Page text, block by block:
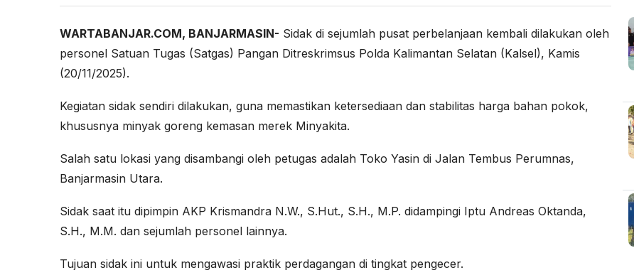
WARTABANJAR.COM, BANJARMASIN- Sidak di sejumlah pusat perbelanjaan kembali dilakukan oleh
personel Satuan Tugas (Satgas) Pangan Ditreskrimsus Polda Kalimantan Selatan (Kalsel), Kamis
(20/11/2025).
Kegiatan sidak sendiri dilakukan, guna memastikan ketersediaan dan stabilitas harga bahan pokok,
khususnya minyak goreng kemasan merek Minyakita.
Salah satu lokasi yang disambangi oleh petugas adalah Toko Yasin di Jalan Tembus Perumnas,
Banjarmasin Utara.
Sidak saat itu dipimpin AKP Krismandra N.W., S.Hut., S.H., M.P. didampingi Iptu Andreas Oktanda,
S.H., M.M. dan sejumlah personel lainnya.
Tujuan sidak ini untuk mengawasi praktik perdagangan di tingkat pengecer.